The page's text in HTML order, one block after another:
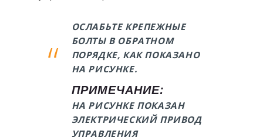
ОСЛАБЬТЕ КРЕПЕЖНЫЕ
БОЛТЫ В ОБРАТНОМ
ПОРЯДКЕ, КАК ПОКАЗАНО
НА РИСУНКЕ.
ПРИМЕЧАНИЕ:
НА РИСУНКЕ ПОКАЗАН
ЭЛЕКТРИЧЕСКИЙ ПРИВОД
УПРАВЛЕНИЯ